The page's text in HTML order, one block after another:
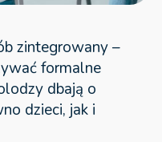
zintegrowany –
formalne
dbają o
dzieci, jak i